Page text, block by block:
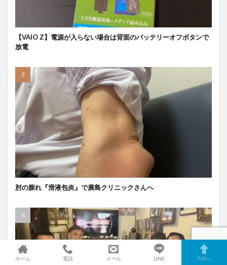
【VAIO Z】電源が入らない場合は背面のバッテリーオフボタンで
放電
肘の膨れ『滑液包炎』で廣島クリニックさんへ
ホーム 電話 メール LINE TOPへ